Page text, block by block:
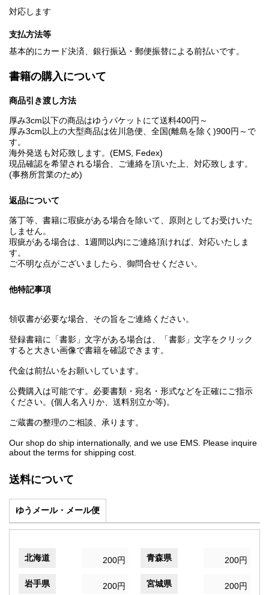
対応します
支払方法等
基本的にカード決済、銀行振込・郵便振替による前払いです。
書籍の購入について
商品引き渡し方法
厚み3cm以下の商品はゆうパケットにて送料400円～
厚み3cm以上の大型商品は佐川急便、全国(離島を除く)900円～で
す。
海外発送も対応致します。(EMS, Fedex)
現品確認を希望される場合、ご連絡を頂いた上、対応致します。
(事務所営業のため)
返品について
落丁等、書籍に瑕疵がある場合を除いて、原則としてお受けいた
しません。
瑕疵がある場合は、1週間以内にご連絡頂ければ、対応いたしま
す。
ご不明な点がございましたら、御問合せください。
他特記事項
領収書が必要な場合、その旨をご連絡ください。
登録書籍に「書影」文字がある場合は、「書影」文字をクリック
すると大きい画像で書籍を確認できます。
代金は前払いをお願いしています。
公費購入は可能です。必要書類・宛名・形式などを正確にご指示
ください。(個人名入りか、送料別立か等)。
ご蔵書の整理のご相談、承ります。
Our shop do ship internationally, and we use EMS. Please inquire
about the terms for shipping cost.
送料について
ゆうメール・メール便
北海道 200円 青森県 200円
岩手県 200円 宮城県 200円